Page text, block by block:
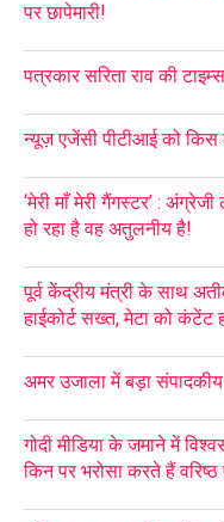
पर छापेमारी!
पत्रकार सरिता राव की
न्यूज़ एजेंसी पीटीआई को किस
‘मेरी माँ मेरी गैंगस्टर’ :
हो रहा है वह अतुलनीय है!
पूर्व केंद्रीय मंत्री के साथ
हाईकोर्ट सख्त, मेटा को
अमर उजाला में बड़ा
गोदी मीडिया के जमाने में
किन पर भरोसा करते हैं